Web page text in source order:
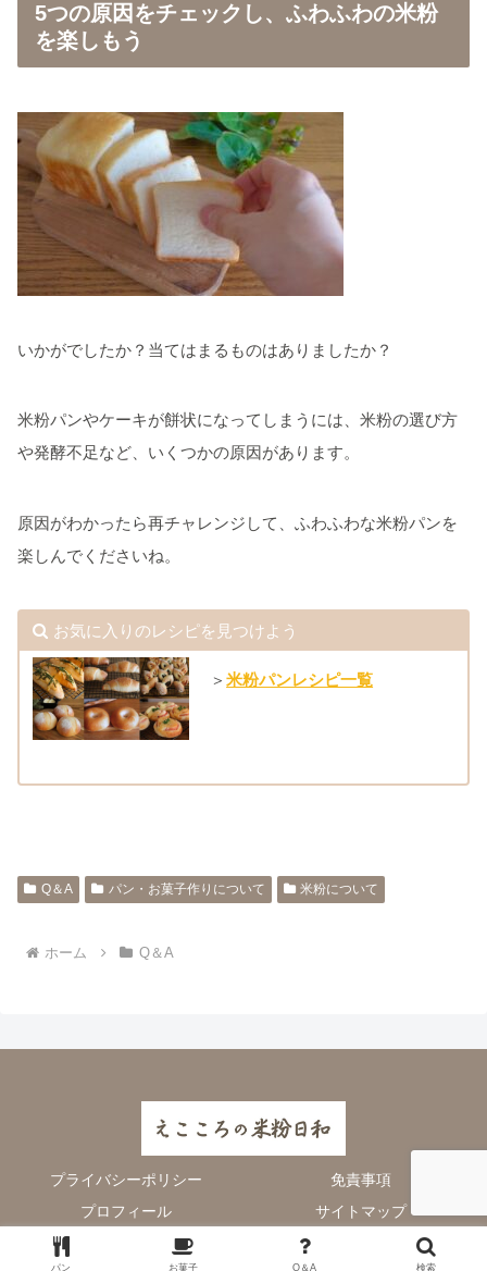
5つの原因をチェックし、ふわふわの米粉
を楽しもう
いかがでしたか？当てはまるものはありましたか？
米粉パンやケーキが餅状になってしまうには、米粉の選び方
や発酵不足など、いくつかの原因があります。
原因がわかったら再チャレンジして、ふわふわな米粉パンを
楽しんでくださいね。
お気に入りのレシピを見つけよう
＞米粉パンレシピ一覧
Q＆A パン・お菓子作りについて 米粉について
ホーム Q＆A
プライバシーポリシー
免責事項
プロフィール
サイトマップ
© 2024 えこころの米粉日和.
パン お菓子 Q＆A 検索